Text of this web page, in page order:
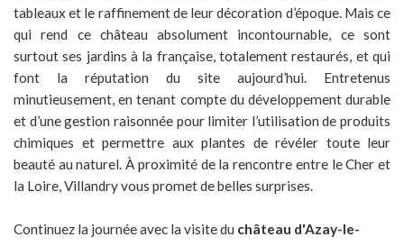
tableaux et le raffinement de leur décoration d’époque. Mais ce
qui rend ce château absolument incontournable, ce sont
surtout ses jardins à la française, totalement restaurés, et qui
font la réputation du site aujourd’hui. Entretenus
minutieusement, en tenant compte du développement durable
et d’une gestion raisonnée pour limiter l’utilisation de produits
chimiques et permettre aux plantes de révéler toute leur
beauté au naturel. À proximité de la rencontre entre le Cher et
la Loire, Villandry vous promet de belles surprises.
Continuez la journée avec la visite du château d'Azay-le-